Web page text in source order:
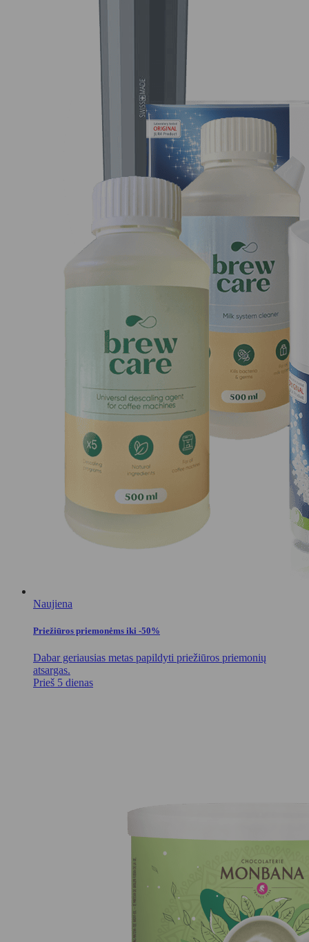
Naujiena
Priežiūros priemonėms iki -50%
Dabar geriausias metas papildyti priežiūros priemonių
atsargas.
Prieš 5 dienas